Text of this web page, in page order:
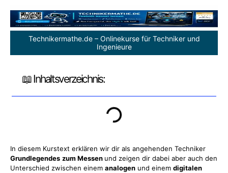
Technikermathe.de – Onlinekurse für Techniker und
Ingenieure
📖 Inhaltsverzeichnis:
In diesem Kurstext erklären wir dir als angehenden Techniker
Grundlegendes zum Messen und zeigen dir dabei aber auch den
Unterschied zwischen einem analogen und einem digitalen